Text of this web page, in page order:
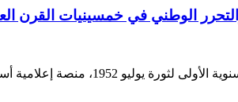
والتحرر الوطني في خمسينيات القرن
أتاحت لمصر بناء رأي عام منظم وفاعل